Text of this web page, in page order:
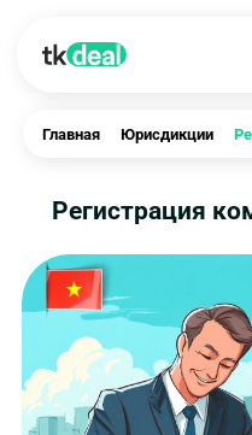
Главная Юрисдикции
Регистрация